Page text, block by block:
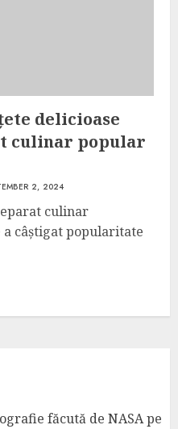
delicioase
culinar popular
2, 2024
culinar
câștigat popularitate
făcută de NASA pe